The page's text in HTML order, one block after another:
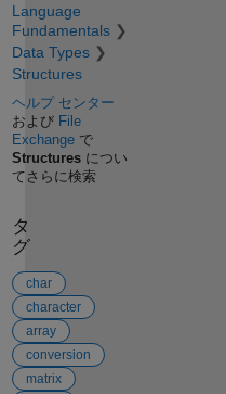
Language
Fundamentals
Data Types
Structures
ヘルプ センター
および File
Exchangeで
Structuresについ
てさらに検索
タ
グ
char
character
array
conversion
matrix